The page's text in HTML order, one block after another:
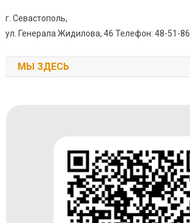
г. Севастополь,
ул. Генерала Жидилова, 46 Телефон: 48-51-86
МЫ ЗДЕСЬ